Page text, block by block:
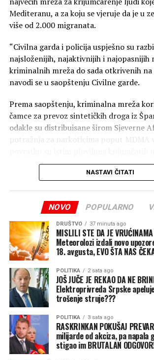
Kolumbije, zbog niza pitanja.
Petro je optužio Trampa da je “saučesnik
zbog napada Izraela, američkog
pozvao je na “krivični postupak” zbog
na brodove u karipskim vodama.
Trampovu podršku De la Esprijelji tokom
izbora.
(Tanjug)
Mediteranu, a za koju se vjeruje da je u
više od 2.000 migranata.
“Civilna garda i policija uspješno su
najsloženijih, najaktivnijih i najopasnijih
kriminalnih mreža do sada otkrivenih na
navodi se u saopštenju Civilne garde.
Prema saopštenju, kriminalna mreža
čamce za prevoz sintetičkih droga iz
odakle su distribuisane širom Sjeverne
potražnja za narkoticima poput MDMA
jugoistočne obale Španije i ostrva Ibica.
najmanje 64 operacije krijumčarenja i
preko 24 miliona evra.
Operacija je sprovedena u trenutku
trgovina ljudima ponovo došli u žižu
širom Evrope, nakon što je tokom
migranata u špansku enklavu Seutu
grad ušlo 72.000 ljudi.
NASTAVI ČITATI
NOVO POPULARNO
DRUŠTVO 37 minuta ago
MISLILI STE DA JE
Meteorolozi izdali novo
18. avgusta, EVO ŠTA NAS
POLITIKA 2 sata ago
JOŠ JUČE JE REKAO DA NE
Elektroprivreda Srpske
trošenje struje???
POLITIKA 3 sata ago
RASKRINKAN POKUŠAJ
milijarde od akciza, pa napala
stigao im BRUTALAN